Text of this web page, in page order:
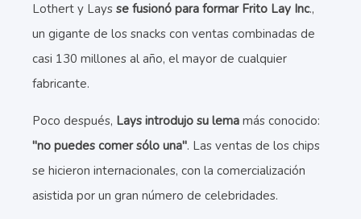
Lothert y Lays se fusionó para formar Frito Lay Inc.,
un gigante de los snacks con ventas combinadas de
casi 130 millones al año, el mayor de cualquier
fabricante.
Poco después, Lays introdujo su lema más conocido:
"no puedes comer sólo una". Las ventas de los chips
se hicieron internacionales, con la comercialización
asistida por un gran número de celebridades.